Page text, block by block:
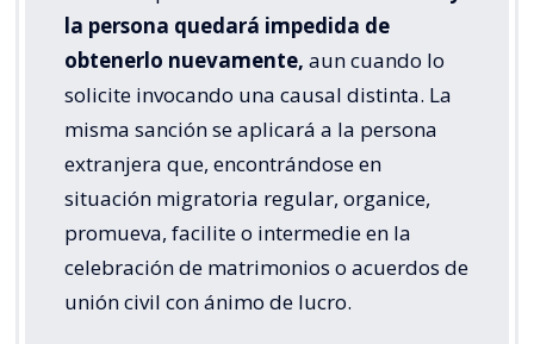
la persona quedará impedida de
obtenerlo nuevamente, aun cuando lo
solicite invocando una causal distinta. La
misma sanción se aplicará a la persona
extranjera que, encontrándose en
situación migratoria regular, organice,
promueva, facilite o intermedie en la
celebración de matrimonios o acuerdos de
unión civil con ánimo de lucro.